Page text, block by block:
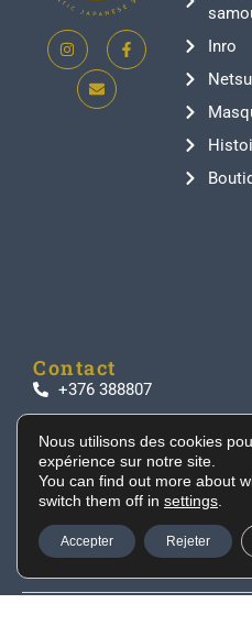
Inro
Contact
+376 388807
Residencial Les Moles,
Des sabres japonais
samouraï et des objets
importés du Japon pour
passionnés du monde
Nous utilisons des cookies
expérience sur notre site.
You can find out more about
switch them off in settings
Accepter Rejeter